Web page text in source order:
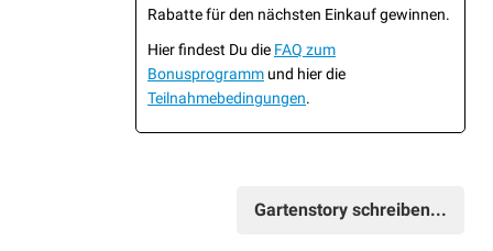
Rabatte für den nächsten Einkauf gewinnen.
Hier findest Du die FAQ zum
Bonusprogramm und hier die
Teilnahmebedingungen.
Gartenstory schreiben...